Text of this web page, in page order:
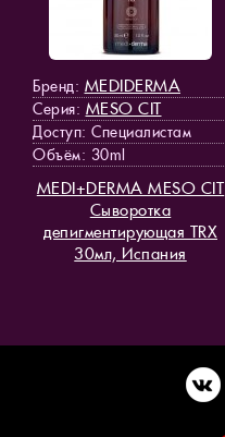
Бренд: MEDIDERMA
Серия: MESO СIT
Доступ: Специалистам
Объём: 30ml
MEDI+DERMA MESO СIT
Сыворотка
депигментирующая TRX
30мл, Испания